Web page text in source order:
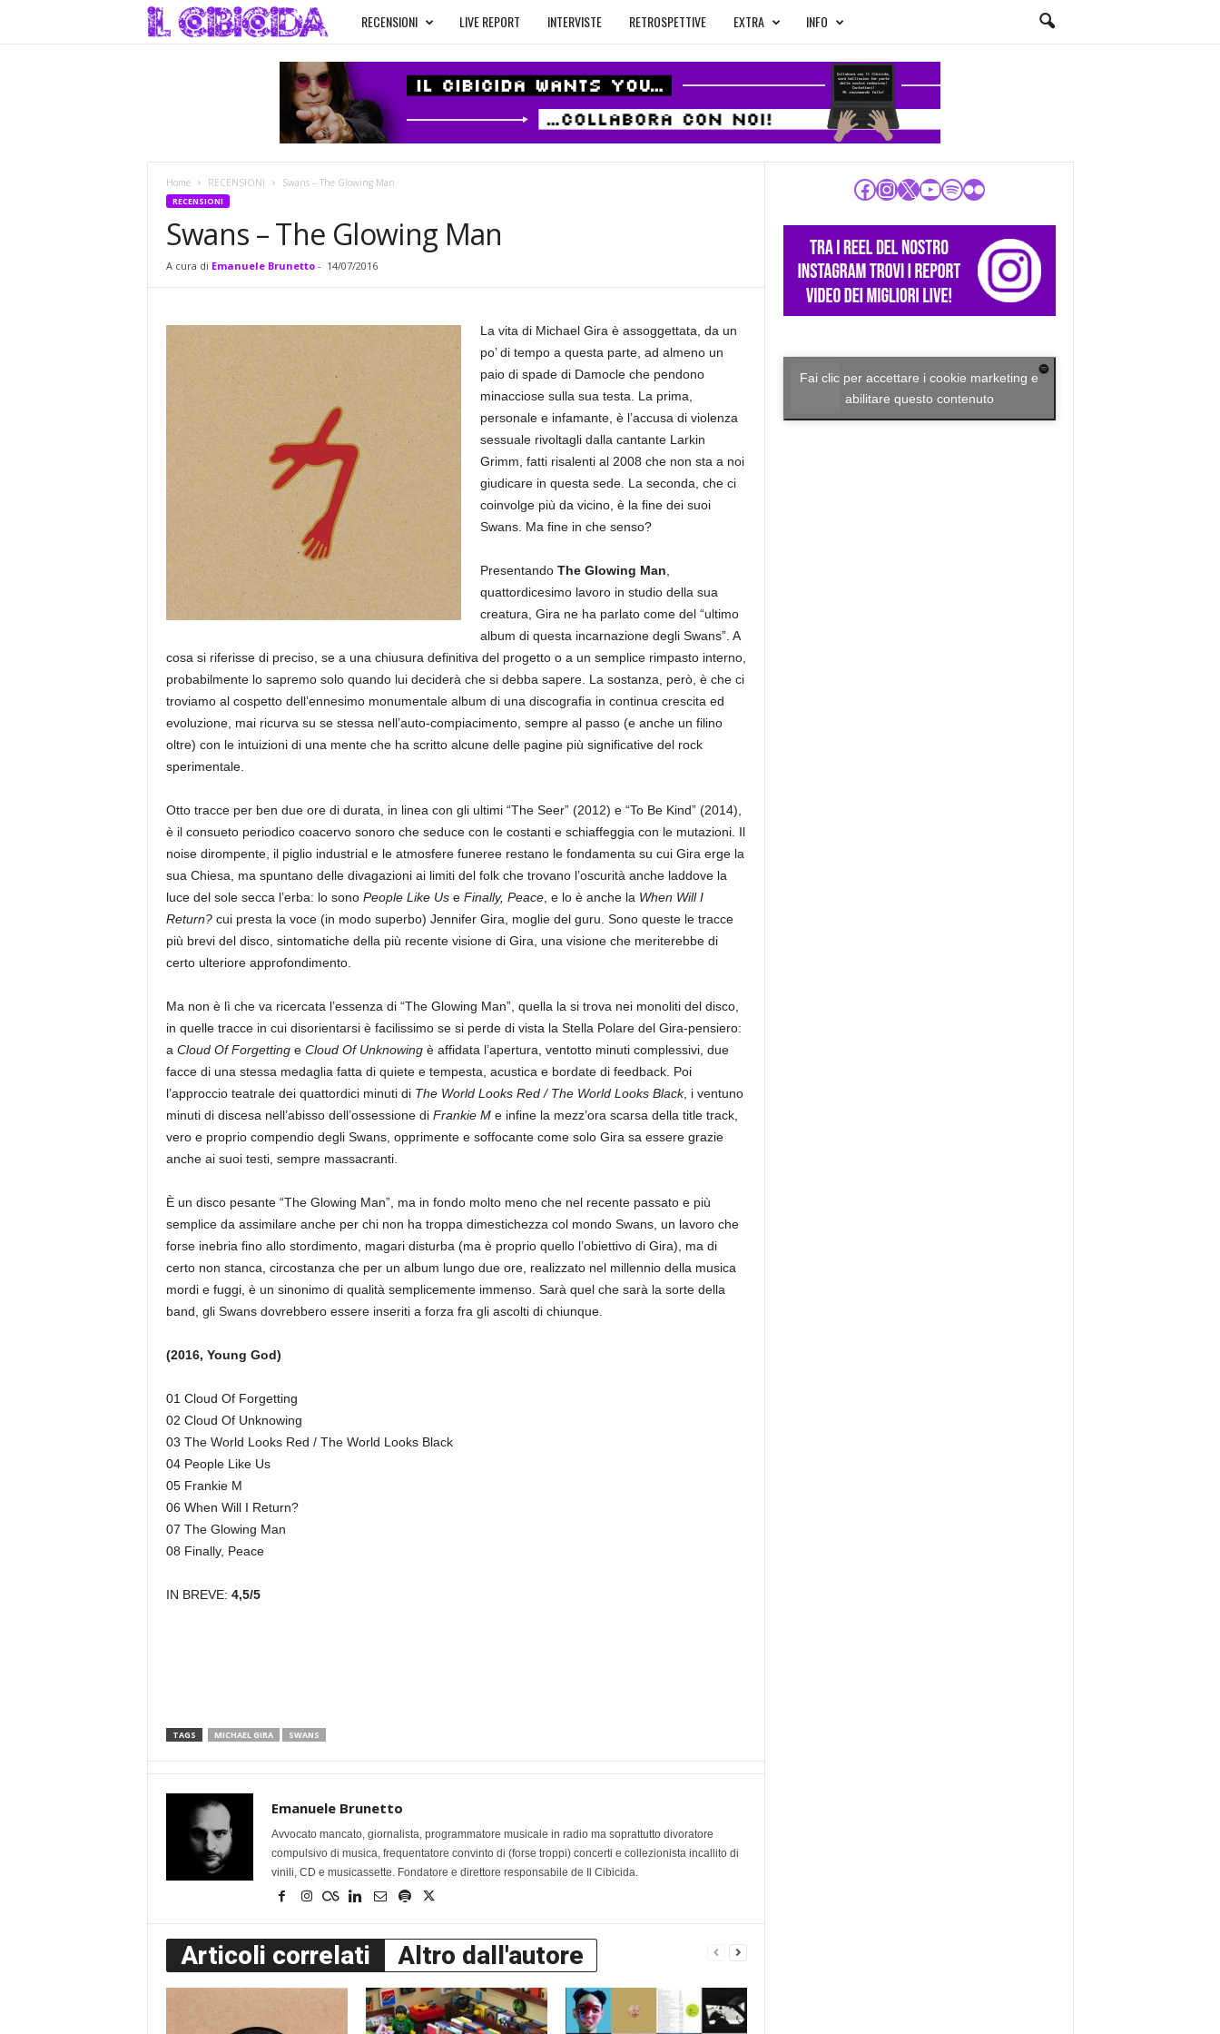
l
C
i
i
RECENSIONI LIVE REPORT INTERVISTE RETROSPETTIVE EXTRA INFO
Home RECENSIONI Swans – The Glowing Man
RECENSIONI
Swans – The Glowing Man
A cura di Emanuele Brunetto- 14/07/2016
La vita di Michael Gira è assoggettata, da un
po’ di tempo a questa parte, ad almeno un
paio di spade di Damocle che pendono
minacciose sulla sua testa. La prima,
personale e infamante, è l’accusa di violenza
sessuale rivoltagli dalla cantante Larkin
Grimm, fatti risalenti al 2008 che non sta a noi
giudicare in questa sede. La seconda, che ci
coinvolge più da vicino, è la fine dei suoi
Swans. Ma fine in che senso?
Presentando The Glowing Man
quattordicesimo lavoro in studio della sua
creatura, Gira ne ha parlato come del “ultimo
album di questa incarnazione degli Swans”. A
cosa si riferisse di preciso, se a una chiusura definitiva del progetto o a un semplice rimpasto interno,
probabilmente lo sapremo solo quando lui deciderà che si debba sapere. La sostanza, però, è che ci
troviamo al cospetto dell’ennesimo monumentale album di una discografia in continua crescita ed
evoluzione, mai ricurva su se stessa nell’auto-compiacimento, sempre al passo (e anche un filino
oltre) con le intuizioni di una mente che ha scritto alcune delle pagine più significative del rock
sperimentale.
Otto tracce per ben due ore di durata, in linea con gli ultimi “The Seer” (2012) e “To Be Kind” (2014),
è il consueto periodico coacervo sonoro che seduce con le costanti e schiaffeggia con le mutazioni. Il
noise dirompente, il piglio industrial e le atmosfere funeree restano le fondamenta su cui Gira erge la
sua Chiesa, ma spuntano delle divagazioni ai limiti del folk che trovano l’oscurità anche laddove la
luce del sole secca l’erba: lo sono People Like Use Finally, Peace, e lo è anche la When Will I
Return? cui presta la voce (in modo superbo) Jennifer Gira, moglie del guru. Sono queste le tracce
più brevi del disco, sintomatiche della più recente visione di Gira, una visione che meriterebbe di
certo ulteriore approfondimento.
Ma non è lì che va ricercata l’essenza di “The Glowing Man”, quella la si trova nei monoliti del disco,
in quelle tracce in cui disorientarsi è facilissimo se si perde di vista la Stella Polare del Gira-pensiero:
a Cloud Of Forgettinge Cloud Of Unknowingè affidata l’apertura, ventotto minuti complessivi, due
facce di una stessa medaglia fatta di quiete e tempesta, acustica e bordate di feedback. Poi
l’approccio teatrale dei quattordici minuti di The World Looks Red / The World Looks Black, i ventuno
minuti di discesa nell’abisso dell’ossessione di Frankie Me infine la mezz’ora scarsa della title track,
vero e proprio compendio degli Swans, opprimente e soffocante come solo Gira sa essere grazie
anche ai suoi testi, sempre massacranti.
È un disco pesante “The Glowing Man”, ma in fondo molto meno che nel recente passato e più
semplice da assimilare anche per chi non ha troppa dimestichezza col mondo Swans, un lavoro che
forse inebria fino allo stordimento, magari disturba (ma è proprio quello l’obiettivo di Gira), ma di
certo non stanca, circostanza che per un album lungo due ore, realizzato nel millennio della musica
mordi e fuggi, è un sinonimo di qualità semplicemente immenso. Sarà quel che sarà la sorte della
band, gli Swans dovrebbero essere inseriti a forza fra gli ascolti di chiunque.
(2016, Young God)
01 Cloud Of Forgetting
02 Cloud Of Unknowing
03 The World Looks Red / The World Looks Black
04 People Like Us
05 Frankie M
06 When Will I Return?
07 The Glowing Man
08 Finally, Peace
IN BREVE: 4,5/5
TAGS MICHAEL GIRA SWANS
Emanuele Brunetto
Avvocato mancato, giornalista, programmatore musicale in radio ma soprattutto divoratore
compulsivo di musica, frequentatore convinto di (forse troppi) concerti e collezionista incallito di
vinili, CD e musicassette. Fondatore e direttore responsabile de Il Cibicida.
Articoli correlati Altro dall'autore
Facebook
Instagram
X YouTube
Spotify
Flickr
Fai clic per accettare i cookie marketing e
abilitare questo contenuto